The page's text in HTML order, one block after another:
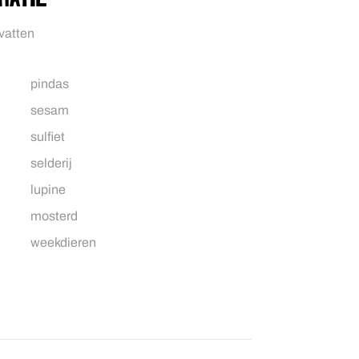
pindas
sesam
sulfiet
selderij
lupine
mosterd
weekdieren